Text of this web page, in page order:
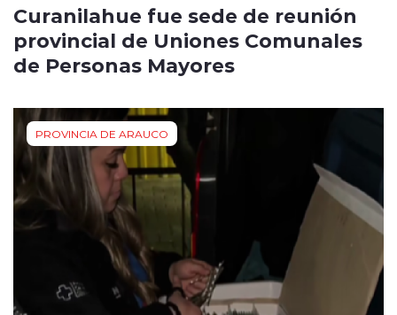
Curanilahue fue sede de reunión
provincial de Uniones Comunales
de Personas Mayores
PROVINCIA DE ARAUCO